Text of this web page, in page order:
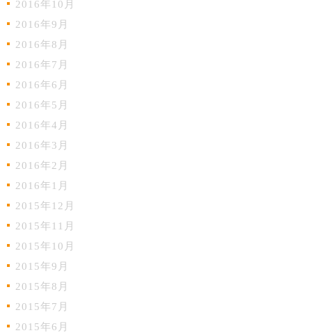
2016年10月
2016年9月
2016年8月
2016年7月
2016年6月
2016年5月
2016年4月
2016年3月
2016年2月
2016年1月
2015年12月
2015年11月
2015年10月
2015年9月
2015年8月
2015年7月
2015年6月